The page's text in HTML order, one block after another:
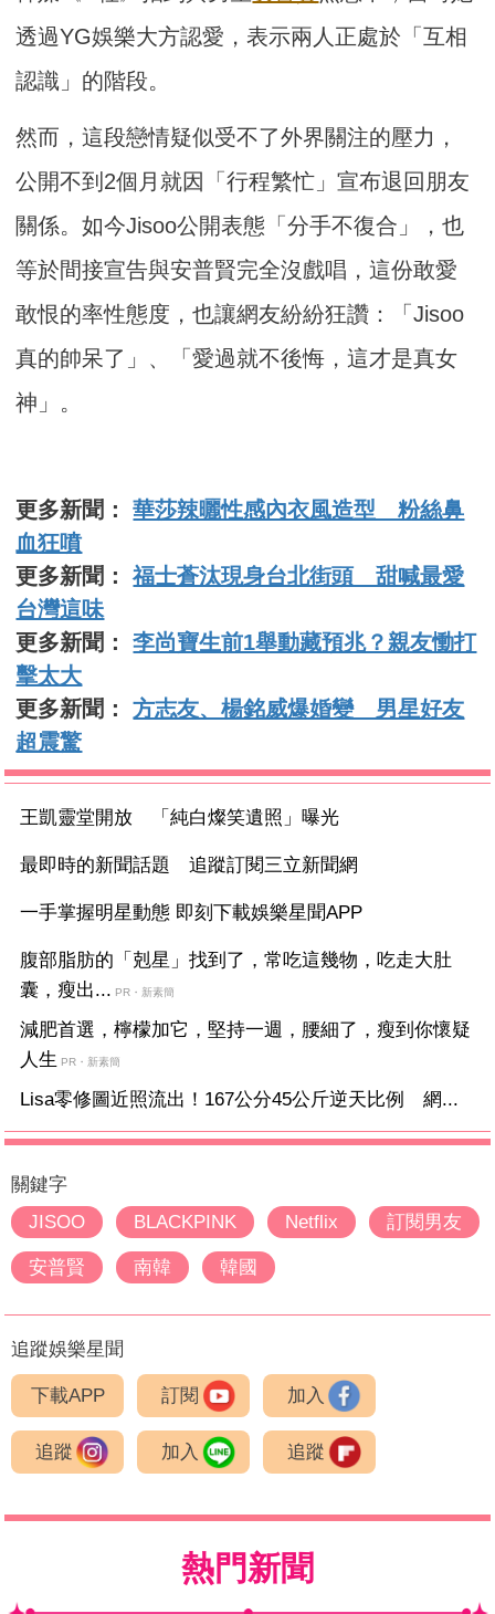
透過YG娛樂大方認愛，表示兩人正處於「互相
認識」的階段。
然而，這段戀情疑似受不了外界關注的壓力，
公開不到2個月就因「行程繁忙」宣布退回朋友
關係。如今Jisoo公開表態「分手不復合」，也
等於間接宣告與安普賢完全沒戲唱，這份敢愛
敢恨的率性態度，也讓網友紛紛狂讚：「Jisoo
真的帥呆了」、「愛過就不後悔，這才是真女
神」。
更多新聞：華莎辣曬性感內衣風造型 粉絲鼻
血狂噴
更多新聞：福士蒼汰現身台北街頭 甜喊最愛
台灣這味
更多新聞：李尚寶生前1舉動藏預兆？親友慟打
擊太大
更多新聞：方志友、楊銘威爆婚變 男星好友
超震驚
王凱靈堂開放 「純白燦笑遺照」曝光
最即時的新聞話題 追蹤訂閱三立新聞網
一手掌握明星動態 即刻下載娛樂星聞APP
腹部脂肪的「剋星」找到了，常吃這幾物，吃走大肚
囊，瘦出... PR・新素簡
減肥首選，檸檬加它，堅持一週，腰細了，瘦到你懷疑
人生 PR・新素簡
Lisa零修圖近照流出！167公分45公斤逆天比例 網...
關鍵字
JISOO
BLACKPINK Netflix 訂閱男友
安普賢 南韓 韓國
追蹤娛樂星聞
下載APP 訂閱 加入
追蹤 加入 追蹤
熱門新聞